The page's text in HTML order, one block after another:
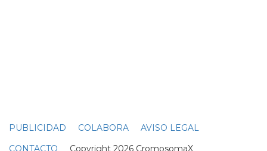
PUBLICIDAD COLABORA
AVISO LEGAL
CONTACTO Copyright 2026 CromosomaX